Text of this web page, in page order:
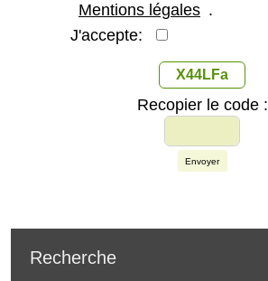
Mentions légales .
J'accepte:
X44LFa
Recopier le code :
Envoyer
Recherche